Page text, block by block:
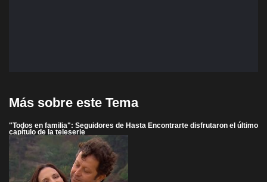
Más sobre este Tema
"Todos en familia": Seguidores de Hasta Encontrarte disfrutaron el último
capítulo de la teleserie